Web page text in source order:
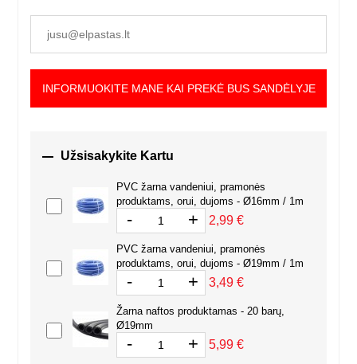
INFORMUOKITE MANE KAI PREKĖ BUS SANDĖLYJE
 Užsisakykite Kartu
PVC žarna vandeniui, pramonės
produktams, orui, dujoms - Ø16mm / 1m
- + 2,99 €
PVC žarna vandeniui, pramonės
produktams, orui, dujoms - Ø19mm / 1m
- + 3,49 €
Žarna naftos produktamas - 20 barų,
Ø19mm
- + 5,99 €